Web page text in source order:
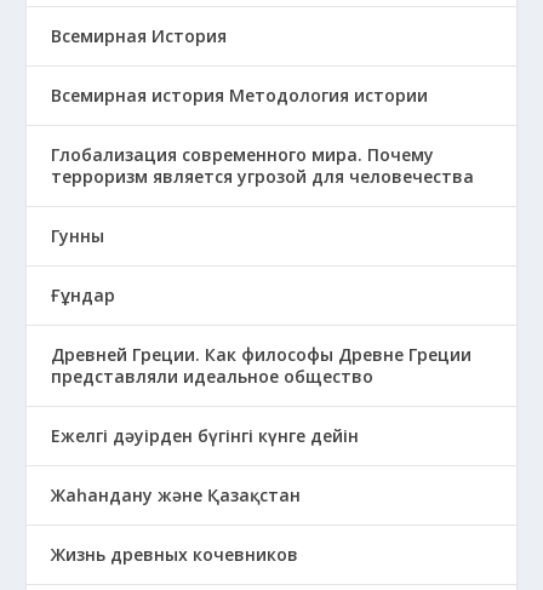
Всемирная История
Всемирная история Методология истории
Глобализация современного мира. Почему
терроризм является угрозой для человечества
Гунны
Ғұндар
Древней Греции. Как философы Древне Греции
представляли идеальное общество
Ежелгі дәуірден бүгінгі күнге дейін
Жаһандану және Қазақстан
Жизнь древных кочевников